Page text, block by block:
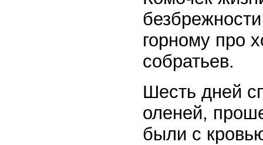
горному про
собратьев.
Шесть дней
оленей,
были с